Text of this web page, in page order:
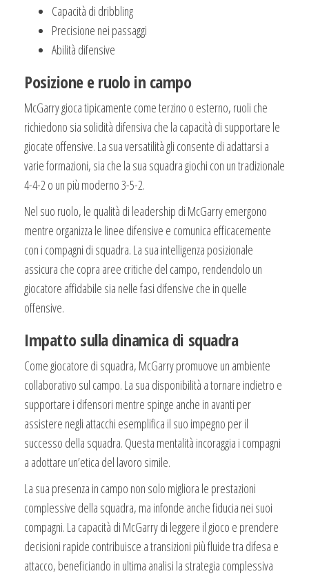
Capacità di dribbling
Precisione nei passaggi
Abilità difensive
Posizione e ruolo in campo
McGarry gioca tipicamente come terzino o esterno, ruoli che
richiedono sia solidità difensiva che la capacità di supportare le
giocate offensive. La sua versatilità gli consente di adattarsi a
varie formazioni, sia che la sua squadra giochi con un tradizionale
4-4-2 o un più moderno 3-5-2.
Nel suo ruolo, le qualità di leadership di McGarry emergono
mentre organizza le linee difensive e comunica efficacemente
con i compagni di squadra. La sua intelligenza posizionale
assicura che copra aree critiche del campo, rendendolo un
giocatore affidabile sia nelle fasi difensive che in quelle
offensive.
Impatto sulla dinamica di squadra
Come giocatore di squadra, McGarry promuove un ambiente
collaborativo sul campo. La sua disponibilità a tornare indietro e
supportare i difensori mentre spinge anche in avanti per
assistere negli attacchi esemplifica il suo impegno per il
successo della squadra. Questa mentalità incoraggia i compagni
a adottare un’etica del lavoro simile.
La sua presenza in campo non solo migliora le prestazioni
complessive della squadra, ma infonde anche fiducia nei suoi
compagni. La capacità di McGarry di leggere il gioco e prendere
decisioni rapide contribuisce a transizioni più fluide tra difesa e
attacco, beneficiando in ultima analisi la strategia complessiva